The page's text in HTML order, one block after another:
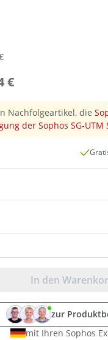
€
Nachfolgeartikel, die
der Sophos SG-
In den
zur
mit Ihren Sophos